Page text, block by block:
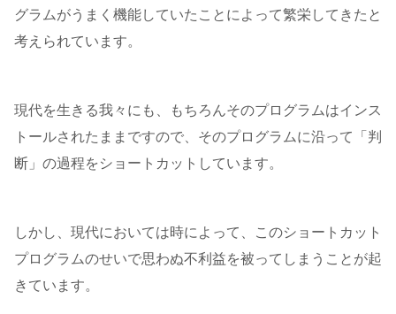
グラムがうまく機能していたことによって繁栄してきたと
考えられています。
現代を生きる我々にも、もちろんそのプログラムはインス
トールされたままですので、そのプログラムに沿って「判
断」の過程をショートカットしています。
しかし、現代においては時によって、このショートカット
プログラムのせいで思わぬ不利益を被ってしまうことが起
きています。